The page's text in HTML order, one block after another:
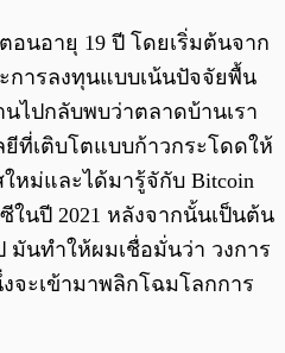
อนอายุ 19 ปี โดยเริ่มต้นจาก
การลงทุนแบบเน้นปัจจัยพื้น
ไปกลับพบว่าตลาดบ้านเรา
ที่เติบโตแบบก้าวกระโดดให้
หม่และได้มารู้จักับ Bitcoin
ในปี 2021 หลังจากนั้นเป็นต้น
มันทำให้ผมเชื่อมั่นว่า วงการ
ะเข้ามาพลิกโฉมโลกการ